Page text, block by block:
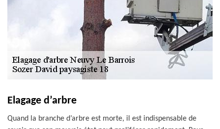
Elagage d’arbre
Quand la branche d’arbre est morte, il est indispensable de